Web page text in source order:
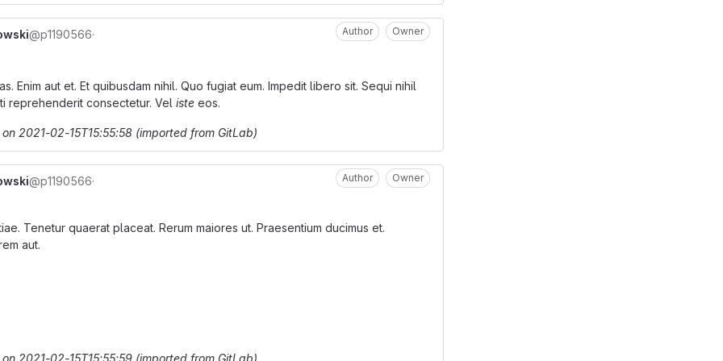
@p1190566· Author Owner
Enim aut et. Et quibusdam nihil. Quo fugiat eum. Impedit libero sit. Sequi nihil
reprehenderit consectetur. Vel iste eos.
2021-02-15T15:55:58 (imported from GitLab)
@p1190566· Author Owner
Tenetur quaerat placeat. Rerum maiores ut. Praesentium ducimus et.
aut.
2021-02-15T15:55:59 (imported from GitLab)